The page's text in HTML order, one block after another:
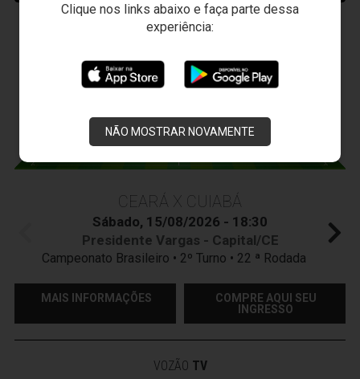
Clique nos links abaixo e faça parte dessa
experiência:
NÃO MOSTRAR NOVAMENTE
CEARÁ X CUIABÁ
Sábado, 15/08/2026 - 18:30
Presidente Vargas - Capital/CE
Campeonato Brasileiro • 2º Turno • 22 ª Rodada
MAIS INFORMAÇÕES
COMPRE AQUI SEU
INGRESSO
VOZÃO TV